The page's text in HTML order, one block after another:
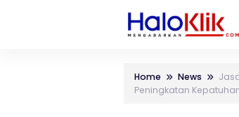
Home News
Peningkatan